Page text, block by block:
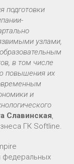
подготовки
узлами,
в том числе
повышения их
и
Славинская
ГК Softline.
федеральных